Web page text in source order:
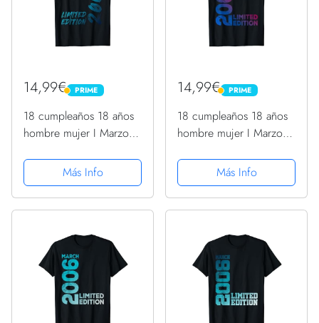
14,99€ PRIME
PRIME
18 cumpleaños 18 años
hombre mujer I Marzo
Más Info
14,99€ PRIME
PRIME
18 cumpleaños 18 años
hombre mujer I Marzo
Más Info